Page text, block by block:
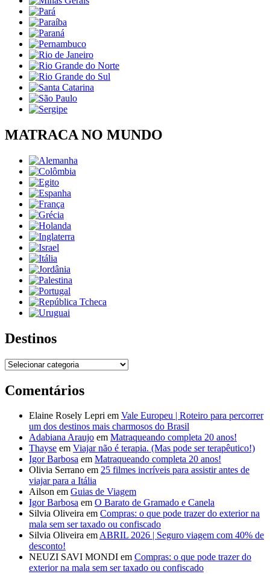
MATRACA NO MUNDO
Destinos
Destinos
Comentários
Elaine Rosely Lepri em Vale Europeu | Roteiro para percorrer
um dos destinos mais charmosos do Brasil
Adabiana Araujo em Matraqueando completa 20 anos!
Thayse em Viajar não é terapia. (Mas pode ser terapêutico!)
Igor Barbosa em Matraqueando completa 20 anos!
Olivia Serrano em 25 filmes incríveis para assistir antes de
viajar para a Itália
Ailson em Guias de Viagem
Igor Barbosa em O Barato de Gramado e Canela
Silvia Oliveira em Compras: o que pode trazer do exterior na
mala sem ser taxado ou confiscado
Silvia Oliveira emABRIL 2026 | Seguro viagem com 40% de
desconto!
NEUZI SAVI MONDI em Compras: o que pode trazer do
exterior na mala sem ser taxado ou confiscado